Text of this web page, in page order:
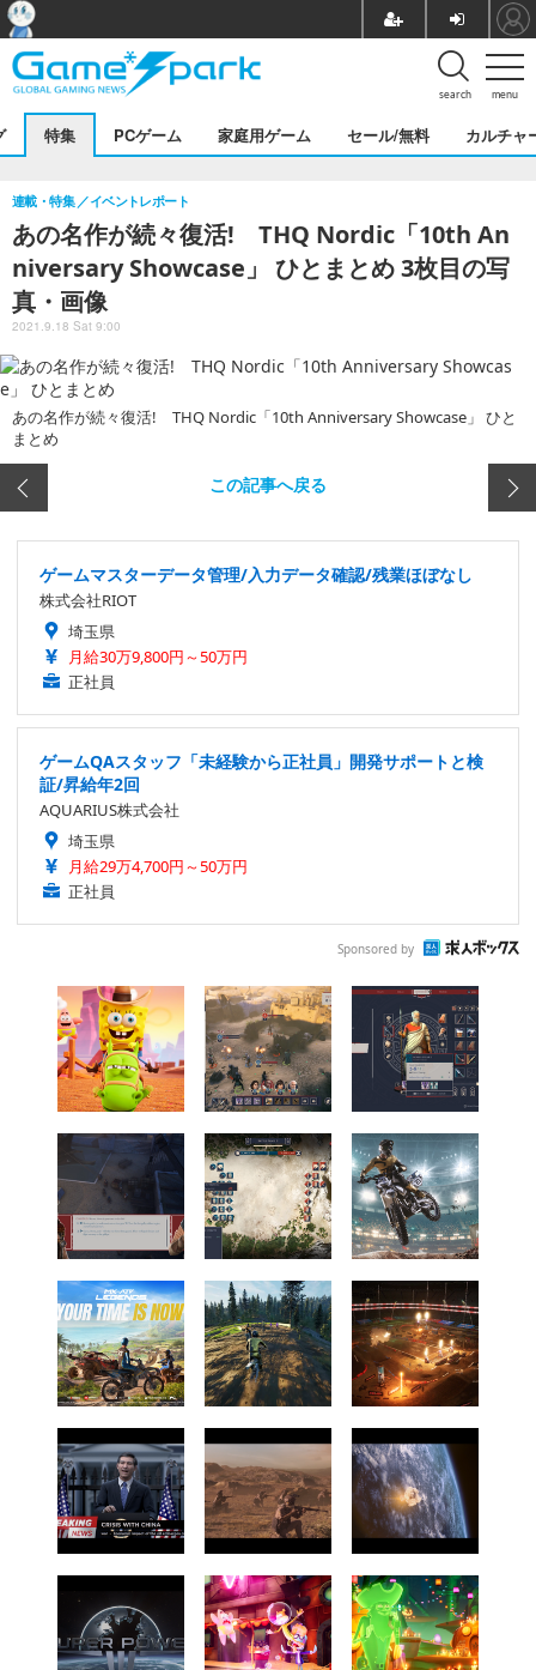
menu
search
特集 PCゲーム 家庭用ゲーム セール/無料 カルチャ
あの名作が続々復活! THQ Nordic「10th An
niversary Showcase」 ひとまとめ 3枚目の写
真・画像
連載・特集 イベントレポート
2021.9.18 Sat 9:00
あの名作が続々復活! THQ Nordic「10th Anniversary Showcase」 ひと
まとめ
この記事へ戻る
ゲームマスターデータ管理/入力データ確認/残業ほぼなし
株式会社RIOT
埼玉県
月給30万9,800円～50万円
正社員
ゲームQAスタッフ「未経験から正社員」開発サポートと検
証/昇給年2回
AQUARIUS株式会社
埼玉県
月給29万4,700円～50万円
正社員
Sponsored by